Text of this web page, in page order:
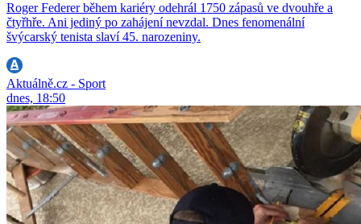
Roger Federer během kariéry odehrál 1750 zápasů ve dvouhře a
čtyřhře. Ani jediný po zahájení nevzdal. Dnes fenomenální
švýcarský tenista slaví 45. narozeniny.
Aktuálně.cz - Sport
dnes, 18:50